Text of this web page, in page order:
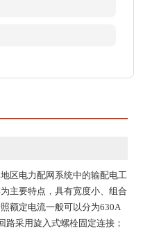
区电力配网系统中的输配电工
主要特点，具有宽度小、组合
额定电流一般可以分为630A
路采用旋入式螺栓固定连接；